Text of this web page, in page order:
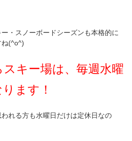
・スノーボードシーズンも本格的に
ね(^o^)
キー場は、毎週水曜
ます！
れる方も水曜日だけは定休日なの